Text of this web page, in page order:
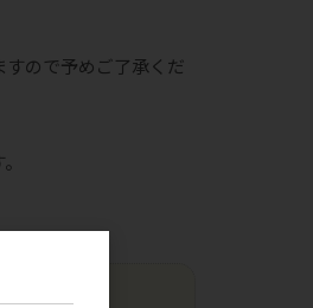
ので予めご了承くだ